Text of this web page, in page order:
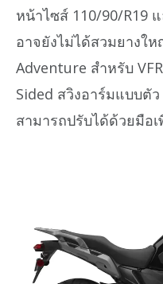
หน้าไซส์ 110/90/R19
อาจยังไม่ได้สวมยางให
Adventure สำหรับ
Sided สวิงอาร์มแบบตั
สามารถปรับได้ด้วยมือเ